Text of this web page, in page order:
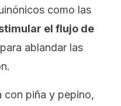
como las
el flujo de
para ablandar las
con piña y pepino,